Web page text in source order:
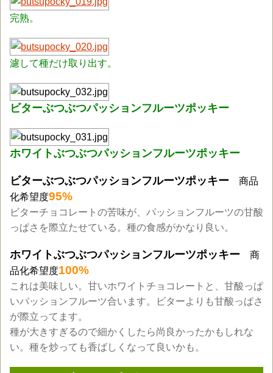
完熟。
濾して種だけ取り出す。
ビターぶつぶつパッションフルーツポッキー
ホワイトぶつぶつパッションフルーツポッキー
ビターぶつぶつパッションフルーツポッキー 商品
化希望度95%
ビターチョコレートの苦味が、パッションフルーツの甘酸
っぱさを際立たせている。種の食感がかなり良い。
ホワイトぶつぶつパッションフルーツポッキー 商
品化希望度100%
これは美味しい。甘いホワイトチョコレートと、甘酸っぱ
いパッションフルーツ合います。ビターよりも甘酸っぱさ
が際立ってます。
種が大きすぎるので細かくしたら尚良かったかもしれな
い。種を炒っても香ばしくなって良いかも。